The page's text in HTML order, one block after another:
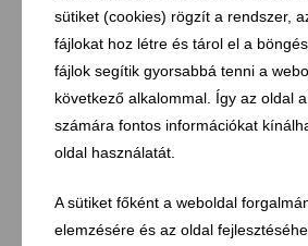
sütiket (cookies) rögzít a rendszer,
fájlokat hoz létre és tárol el a
fájlok segítik gyorsabbá tenni a
következő alkalommal. Így az oldal
számára fontos információkat
oldal használatát.
A sütiket főként a weboldal
elemzésére és az oldal